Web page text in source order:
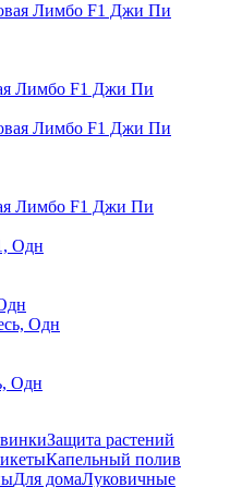
Лимбо F1 Джи Пи
Лимбо F1 Джи Пи
Одн
Защита растений
Капельный полив
Для домаЛуковичные